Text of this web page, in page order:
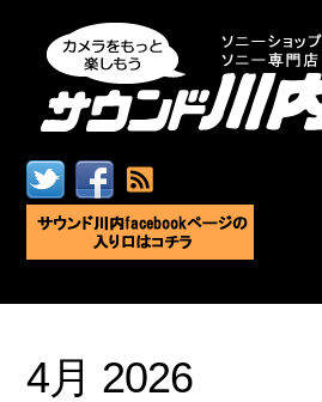
4月 2026